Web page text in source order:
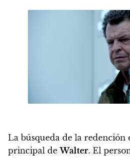
La búsqueda de la redención
principal deWalter. El